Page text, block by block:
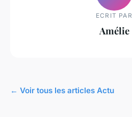
ECRIT PAR
Amélie
← Voir tous les articles Actu